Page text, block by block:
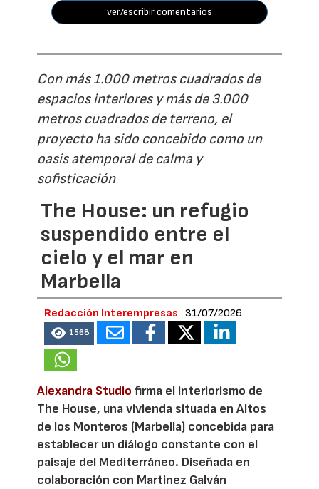
ver/escribir comentarios
Con más 1.000 metros cuadrados de
espacios interiores y más de 3.000
metros cuadrados de terreno, el
proyecto ha sido concebido como un
oasis atemporal de calma y
sofisticación
The House: un refugio
suspendido entre el
cielo y el mar en
Marbella
Redacción Interempresas 31/07/2026
1568
Alexandra Studio firma el interiorismo de
The House, una vivienda situada en Altos
de los Monteros (Marbella) concebida para
establecer un diálogo constante con el
paisaje del Mediterráneo. Diseñada en
colaboración con Martinez Galván